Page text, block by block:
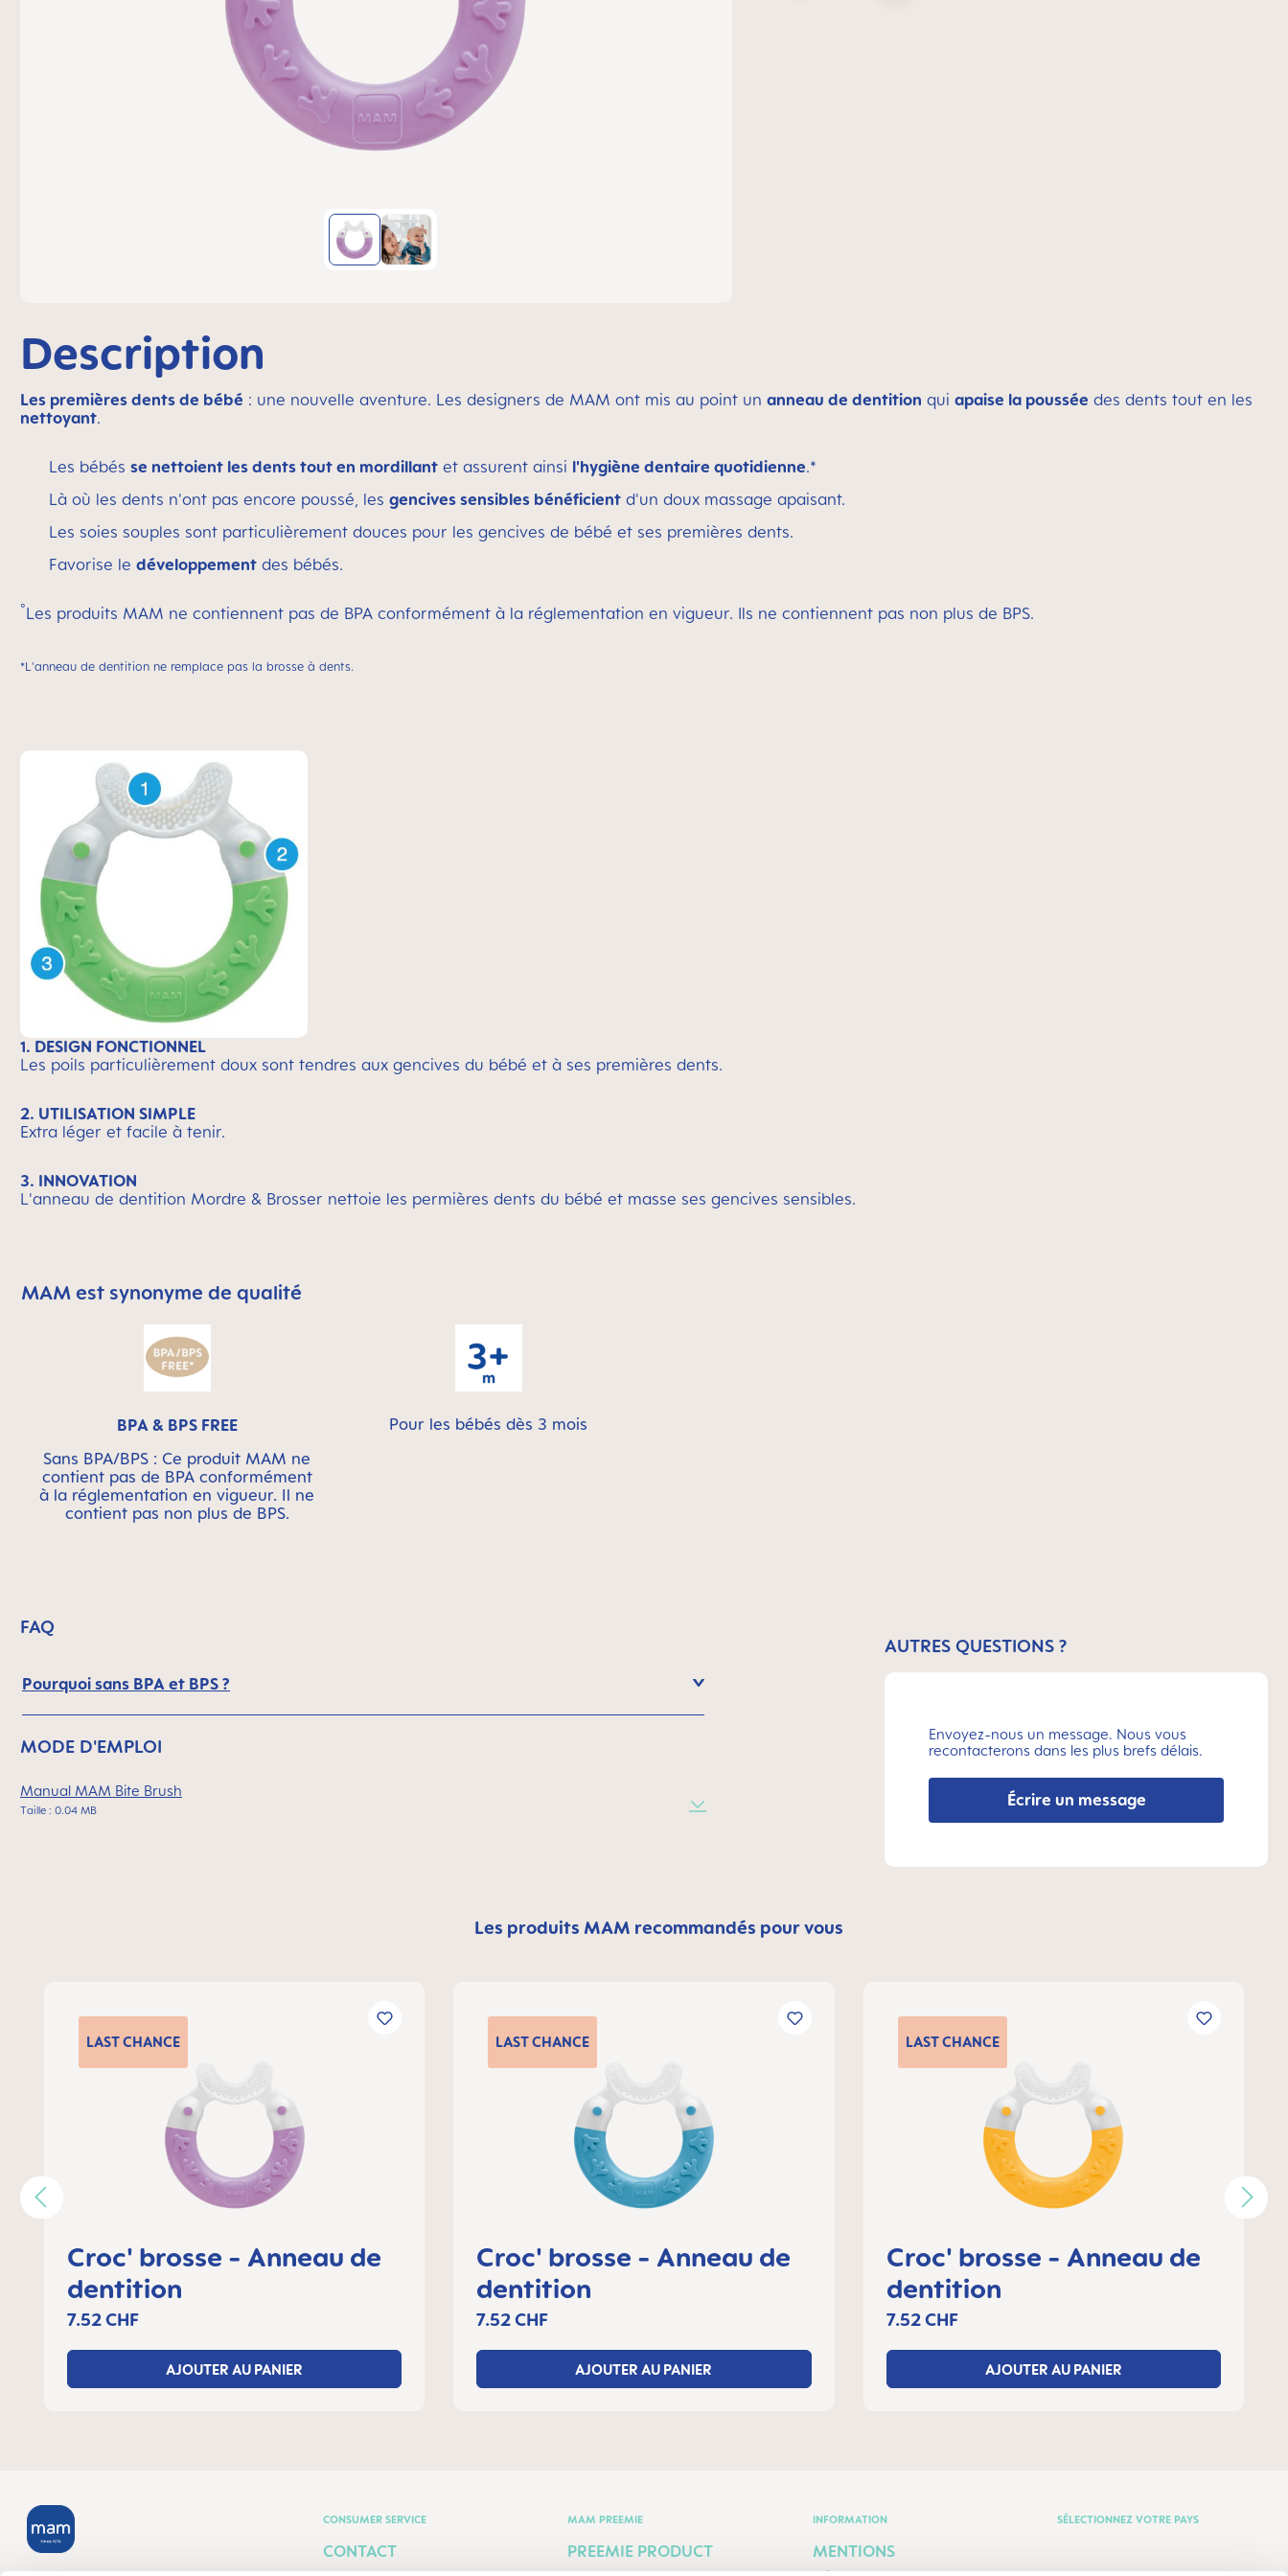
Description
Les premières dents de bébé : une nouvelle aventure. Les designers de MAM ont mis au point un anneau de dentition qui apaise la poussée des dents tout en les
nettoyant.
Les bébés se nettoient les dents tout en mordillant et assurent ainsi l'hygiène dentaire quotidienne.*
Là où les dents n'ont pas encore poussé, les gencives sensibles bénéficient d'un doux massage apaisant.
Les soies souples sont particulièrement douces pour les gencives de bébé et ses premières dents.
Favorise le développement des bébés.
°Les produits MAM ne contiennent pas de BPA conformément à la réglementation en vigueur. Ils ne contiennent pas non plus de BPS.
*L'anneau de dentition ne remplace pas la brosse à dents.
1. DESIGN FONCTIONNEL
Les poils particulièrement doux sont tendres aux gencives du bébé et à ses premières dents.
2. UTILISATION SIMPLE
Extra léger et facile à tenir.
3. INNOVATION
L'anneau de dentition Mordre & Brosser nettoie les permières dents du bébé et masse ses gencives sensibles.
Skip MAM Means Quality Icon Bar
MAM est synonyme de qualité
BPA & BPS FREE
Sans BPA/BPS : Ce produit MAM ne
contient pas de BPA conformément
à la réglementation en vigueur. Il ne
contient pas non plus de BPS.
Pour les bébés dès 3 mois
FAQ
Pourquoi sans BPA et BPS ?
MODE D'EMPLOI
Manual MAM Bite Brush
Taille : 0.04 MB
AUTRES QUESTIONS ?
Envoyez-nous un message. Nous vous
recontacterons dans les plus brefs délais.
Écrire un message
Les produits MAM recommandés pour vous
LASTCHANCE
Croc' brosse - Anneau de
dentition
7.52 CHF
AJOUTER AU PANIER
LASTCHANCE
Croc' brosse - Anneau de
dentition
7.52 CHF
AJOUTER AU PANIER
LASTCHANCE
Croc' brosse - Anneau de
dentition
7.52 CHF
AJOUTER AU PANIER
CONSUMER SERVICE
CONTACT
MAM PREEMIE
PREEMIE PRODUCT
INFORMATION
MENTIONS
SÉLECTIONNEZ VOTRE PAYS